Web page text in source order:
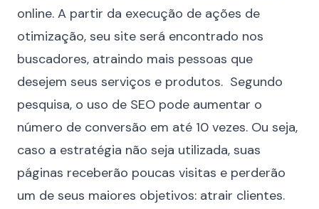
online. A partir da execução de ações de
otimização, seu site será encontrado nos
buscadores, atraindo mais pessoas que
desejem seus serviços e produtos. Segundo
pesquisa, o uso de SEO pode aumentar o
número de conversão em até 10 vezes. Ou seja,
caso a estratégia não seja utilizada, suas
páginas receberão poucas visitas e perderão
um de seus maiores objetivos: atrair clientes.